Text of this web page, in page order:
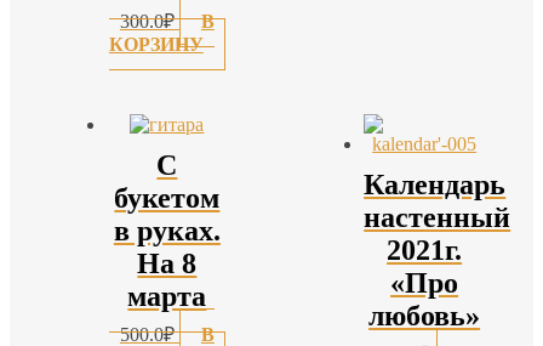
300.0₽
В
КОРЗИНУ
С
букетом
в руках.
На 8
марта
500.0₽
В
Календарь
настенный
2021г.
«Про
любовь»